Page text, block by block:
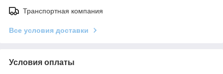
Транспортная компания
Все условия доставки
Условия оплаты